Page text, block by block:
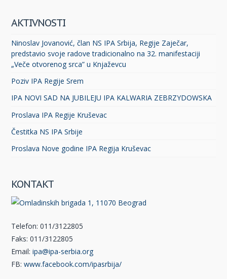
AKTIVNOSTI
Ninoslav Jovanović, član NS IPA Srbija, Regije Zaječar,
predstavio svoje radove tradicionalno na 32. manifestaciji
„Veče otvorenog srca” u Knjaževcu
Poziv IPA Regije Srem
IPA NOVI SAD NA JUBILEJU IPA KALWARIA ZEBRZYDOWSKA
Proslava IPA Regije Kruševac
Čestitka NS IPA Srbije
Proslava Nove godine IPA Regija Kruševac
KONTAKT
Telefon: 011/3122805
Faks: 011/3122805
Email:ipa@ipa-serbia.org
FB:www.facebook.com/ipasrbija/